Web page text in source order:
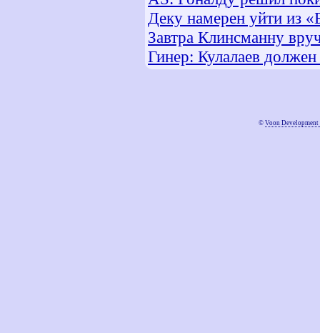
Деку намерен уйти из
Завтра Клинсманну
Гинер: Кулалаев должен
© Voon Development